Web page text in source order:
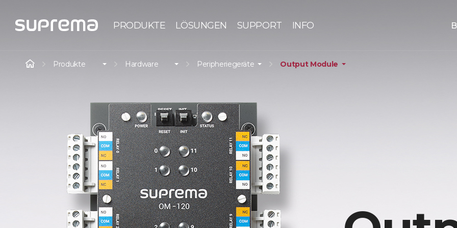
PRODUKTE LÖSUNGEN SUPPORT INFO
Produkte Hardware Peripheriegeräte Output Module